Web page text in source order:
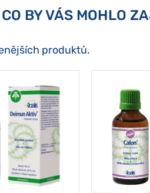
CO BY VÁS MOHLO
produktů.